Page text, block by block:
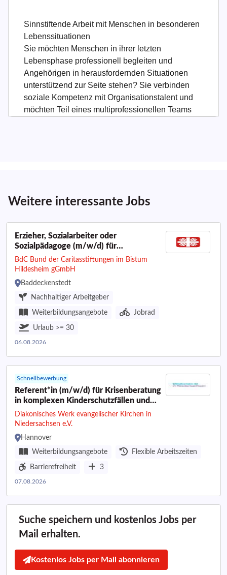
Weitere interessante Jobs
Erzieher, Sozialarbeiter oder
Sozialpädagoge (m/w/d) für
Jugendwohngruppe in Bad Salzdetfurth
BdC Bund der Caritasstiftungen im Bistum
Hildesheim gGmbH
Baddeckenstedt
Nachhaltiger Arbeitgeber
Weiterbildungsangebote Jobrad
Urlaub >= 30
06.08.2026
Schnellbewerbung
Referent*in (m/w/d) für Krisenberatung
in komplexen Kinderschutzfällen und
stellvertretende Bereichsleitung
Diakonisches Werk evangelischer Kirchen in
Niedersachsen e.V.
Hannover
Weiterbildungsangebote
Flexible Arbeitszeiten
Barrierefreiheit 3
07.08.2026
Suche speichern und kostenlos Jobs per
Mail erhalten.
Kostenlos Jobs per Mail abonnieren